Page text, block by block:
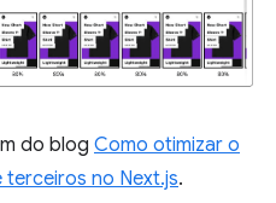
do blog Como otimizar o
no Next.js.